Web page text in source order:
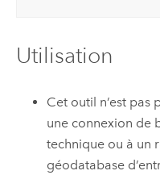
Utilisation
Cet outil n’est pas
une connexion de
technique ou à un
géodatabase